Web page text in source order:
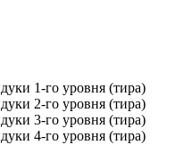
1-го уровня (тира)
2-го уровня (тира)
3-го уровня (тира)
4-го уровня (тира)